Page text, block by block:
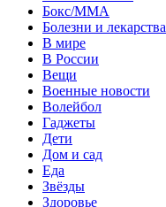
Бокс/MMA
Болезни и лекарства
В мире
В России
Вещи
Военные новости
Волейбол
Гаджеты
Дети
Дом и сад
Еда
Звёзды
Здоровье